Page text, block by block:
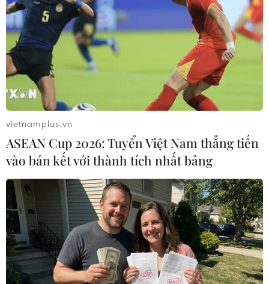
TIN LIÊN QUAN
Lai Châu kích hoạt lại hệ thống chống
dịch, yêu cầu khai báo y tế
28/01/2021 15:05
Phó Giám đốc Sở Y tế tỉnh Lai Châu cho biết địa
phương đã khởi động lại các tổ rà soát tại cơ sở, điều
vietnamplus.vn
ASEAN Cup 2026: Tuyển Việt Nam thẳng tiến
vào bán kết với thành tích nhất bảng